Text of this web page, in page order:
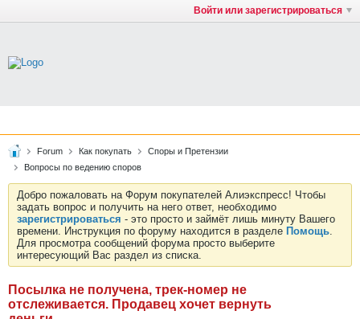
Войти или зарегистрироваться
Forum Как покупать
Споры и Претензии
Вопросы по ведению споров
Добро пожаловать на Форум покупателей Алиэкспресс! Чтобы
задать вопрос и получить на него ответ, необходимо
зарегистрироваться - это просто и займёт лишь минуту Вашего
времени. Инструкция по форуму находится в разделе Помощь.
Для просмотра сообщений форума просто выберите
интересующий Вас раздел из списка.
Посылка не получена, трек-номер не
отслеживается. Продавец хочет вернуть